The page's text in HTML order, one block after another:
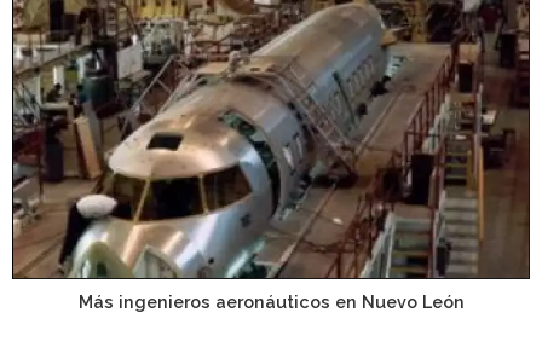
Más ingenieros aeronáuticos en Nuevo León